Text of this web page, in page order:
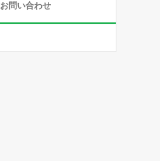
お問い合わせ